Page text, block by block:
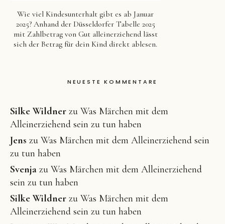
Wie viel Kindesunterhalt gibt es ab Januar
2025? Anhand der Düsseldorfer Tabelle 2025
mit Zahlbetrag von Gut alleinerziehend lässt
sich der Betrag für dein Kind direkt ablesen.
NEUESTE KOMMENTARE
Silke Wildner zu Was Märchen mit dem
Alleinerziehend sein zu tun haben
Jens zu Was Märchen mit dem Alleinerziehend sein
zu tun haben
Svenja zu Was Märchen mit dem Alleinerziehend
sein zu tun haben
Silke Wildner zu Was Märchen mit dem
Alleinerziehend sein zu tun haben